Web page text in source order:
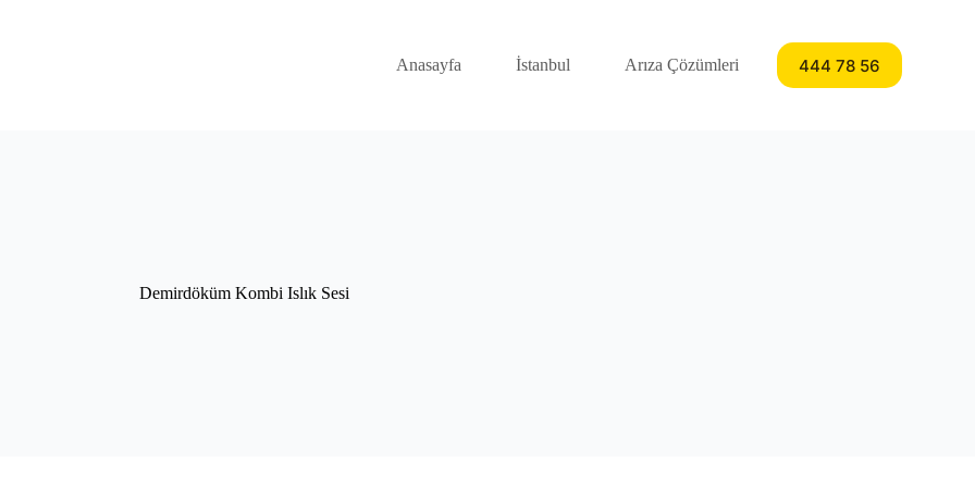
Anasayfa İstanbul Arıza Çözümleri 444 78 56
Demirdöküm Kombi Islık Sesi